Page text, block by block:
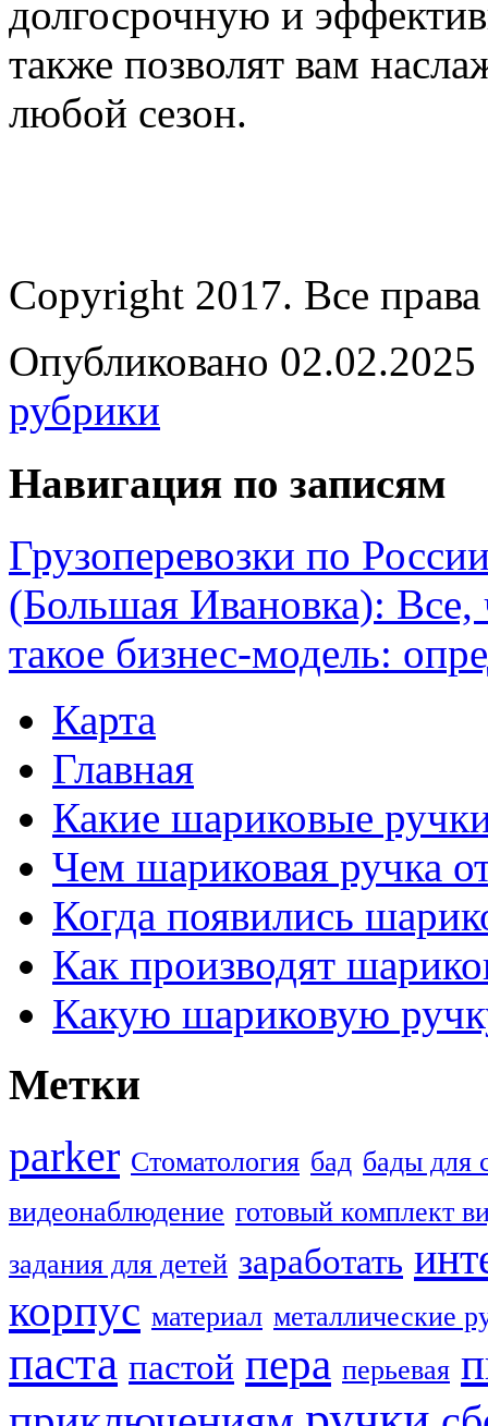
долгосрочную и
также позволят вам
любой сезон.
Copyright 2017. Все
Опубликовано 02.02.2025
рубрики
Навигация по записям
Грузоперевозки по
(Большая Ивановка): Все,
такое бизнес-модель:
Карта
Главная
Какие шариковые
Чем шариковая ручка
Когда появились
Как производят
Какую шариковую
Метки
parker Стоматология бад бады для
видеонаблюдение готовый комплект
задания для детей заработать
корпус материал металлические
паста пастой пера перьевая